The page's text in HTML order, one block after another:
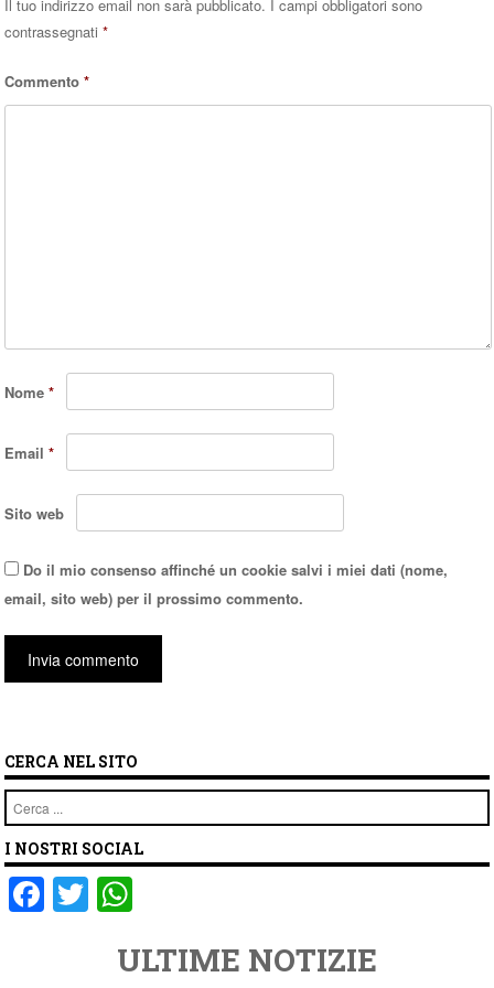
Il tuo indirizzo email non sarà pubblicato. I campi obbligatori sono
contrassegnati*
Commento*
Nome*
Email*
Sito web
Do il mio consenso affinché un cookie salvi i miei dati (nome,
email, sito web) per il prossimo commento.
CERCA NEL SITO
Cerca
I NOSTRI SOCIAL
F T
at
ULTIME NOTIZIE